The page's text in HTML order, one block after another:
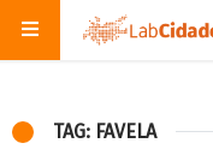
TAG: FAVELA